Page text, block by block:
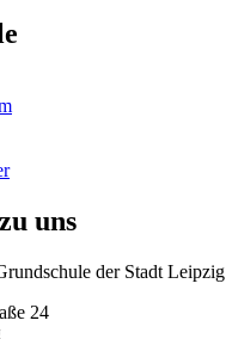
uns
der Stadt Leipzig
24